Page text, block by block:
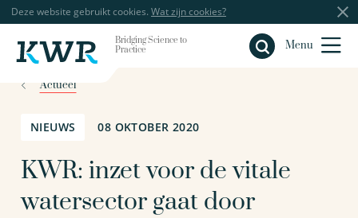
Deze website gebruikt cookies. Wat zijn cookies?
Bridging Science to
Practice
Menu
Sluiten
Actueel
NIEUWS 08 OKTOBER 2020
KWR: inzet voor de vitale
watersector gaat door